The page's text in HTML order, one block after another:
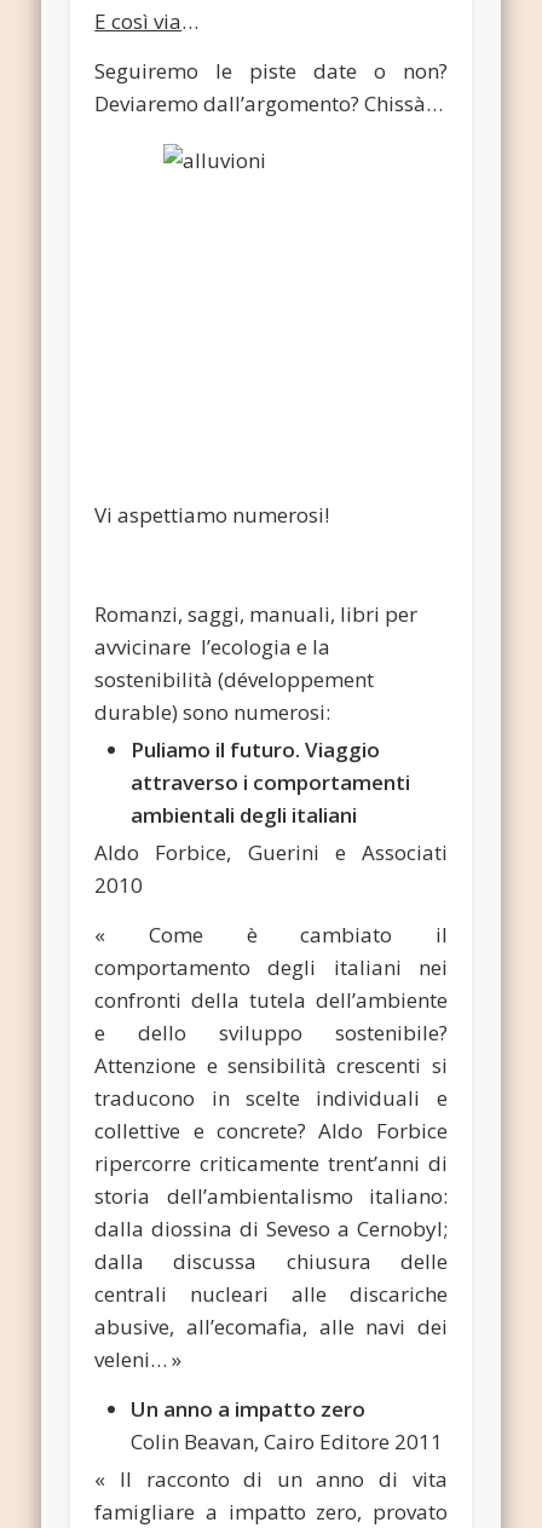
E così via…
Seguiremo le piste date o non?
Deviaremo dall’argomento? Chissà…
Vi aspettiamo numerosi!
Romanzi, saggi, manuali, libri per
avvicinare l’ecologia e la
sostenibilità (développement
durable) sono numerosi:
Puliamo il futuro. Viaggio
attraverso i comportamenti
ambientali degli italiani
Aldo Forbice, Guerini e Associati
2010
« Come è cambiato il
comportamento degli italiani nei
confronti della tutela dell’ambiente
e dello sviluppo sostenibile?
Attenzione e sensibilità crescenti si
traducono in scelte individuali e
collettive e concrete? Aldo Forbice
ripercorre criticamente trent’anni di
storia dell’ambientalismo italiano:
dalla diossina di Seveso a Cernobyl;
dalla discussa chiusura delle
centrali nucleari alle discariche
abusive, all’ecomafia, alle navi dei
veleni… »
Un anno a impatto zero
Colin Beavan, Cairo Editore 2011
« Il racconto di un anno di vita
famigliare a impatto zero, provato